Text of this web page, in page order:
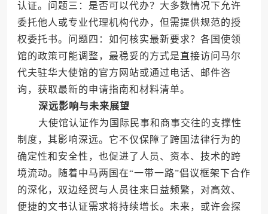
认证。问题三：是否可以代办？大多数情况下允许
委托他人或专业代理机构代办，但需提供规范的授
权委托书。问题四：如何核实最新要求？各国使领
馆的政策可能调整，最稳妥的方式是直接访问马尔
代夫驻华大使馆的官方网站或通过电话、邮件咨
询，获取最新的申请指南和材料清单。
深远影响与未来展望
大使馆认证作为国际民事和商事交往的支撑性
制度，其影响深远。它不仅保障了跨国法律行为的
确定性和安全性，也促进了人员、资本、技术的跨
境流动。随着中马两国在“一带一路”倡议框架下合作
的深化，双边经贸与人员往来日益频繁，对高效、
便捷的文书认证需求将持续增长。未来，或许会探